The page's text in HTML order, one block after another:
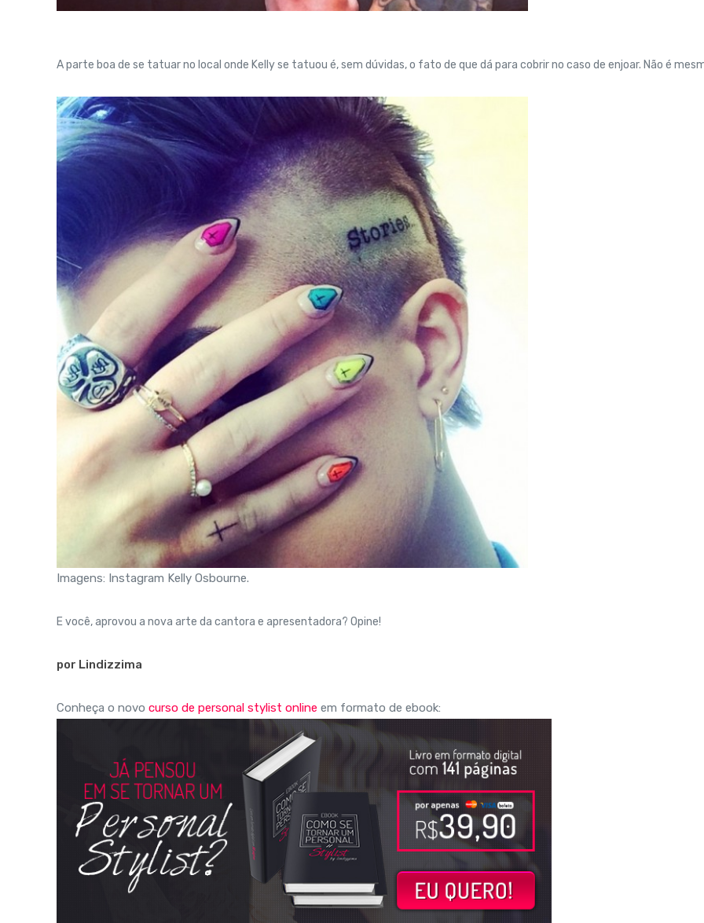
A parte boa de se tatuar no local onde Kelly se tatuou é, sem dúvidas, o fato de que dá para cobrir no caso de enjoar. Não é
Imagens: Instagram Kelly Osbourne.
E você, aprovou a nova arte da cantora e apresentadora? Opine!
por Lindizzima
Conheça o novo curso de personal stylist online em formato de ebook: